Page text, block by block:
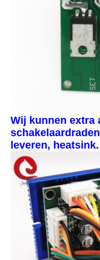
Wij kunnen extra
leveren, heatsink.